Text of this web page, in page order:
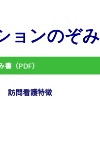
ョンのぞみ
（PDF）
訪問看護特徴